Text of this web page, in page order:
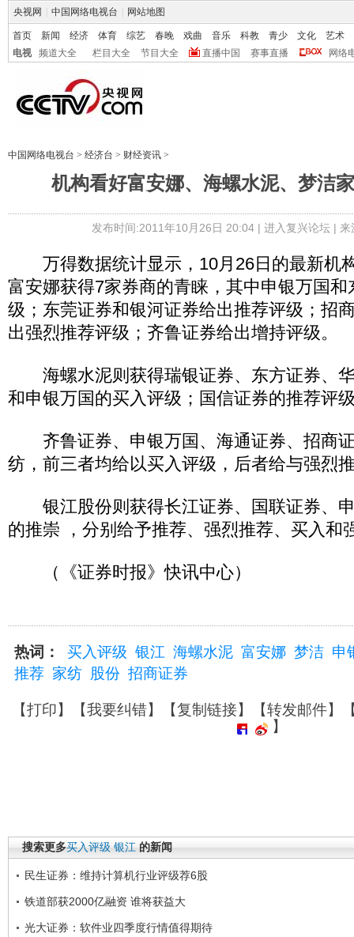
央视网 中国网络电视台 网站地图
首页 新闻 经济 体育 综艺 春晚 戏曲 音乐 科教 青少 文化
艺术
电视
频道大全 栏目大全 节目大全 直播中国 赛事直播 网络
中国网络电视台 > 经济台 > 财经资讯 >
机构看好富安娜、海螺水泥、梦洁
发布时间:2011年10月26日 20:04 | 进入复兴论坛| 来
万得数据统计显示，10月26日的最新机
富安娜获得7家券商的青睐，其中申银万国
级；东莞证券和银河证券给出推荐评级；招
出强烈推荐评级；齐鲁证券给出增持评级。
海螺水泥则获得瑞银证券、东方证券、
和申银万国的买入评级；国信证券的推荐评
齐鲁证券、申银万国、海通证券、招商
纺，前三者均给以买入评级，后者给与强烈
银江股份则获得长江证券、国联证券、
的推崇 ，分别给予推荐、强烈推荐、买入和
（《证券时报》快讯中心）
热词： 买入评级 银江 海螺水泥 富安娜 梦洁 申
推荐 家纺 股份 招商证券
【打印】【我要纠错】【复制链接】【转发邮件】
】
搜索更多买入评级 银江 的新闻
民生证券：维持计算机行业评级荐6股
铁道部获2000亿融资 谁将获益大
光大证券：软件业四季度行情值得期待